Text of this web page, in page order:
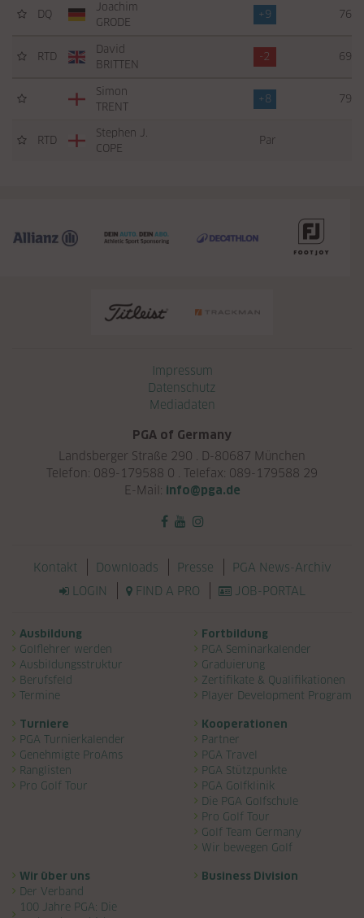
DQ
Joachim
GRODE
+9 76
RTD
David
BRITTEN
-2 69
Simon
TRENT
+8 79
RTD
Stephen J.
COPE
Par
Impressum
Datenschutz
Mediadaten
PGA of Germany
Landsberger Straße 290 . D-80687 München
Telefon: 089-179588 0 . Telefax: 089-179588 29
E-Mail:
info@pga.de
Navigation überspringen
Kontakt Downloads Presse
PGA News-Archiv
LOGIN
FIND A PRO JOB-PORTAL
Navigation überspringen
Ausbildung
Golflehrer werden
Ausbildungsstruktur
Berufsfeld
Termine
Fortbildung
PGA Seminarkalender
Graduierung
Zertifikate & Qualifikationen
Player Development Program
Turniere
PGA Turnierkalender
Genehmigte ProAms
Ranglisten
Pro Golf Tour
Kooperationen
Partner
PGA Travel
PGA Stützpunkte
PGA Golfklinik
Die PGA Golfschule
Pro Golf Tour
Golf Team Germany
Wir bewegen Golf
Wir über uns
Der Verband
100 Jahre PGA: Die
Business Division